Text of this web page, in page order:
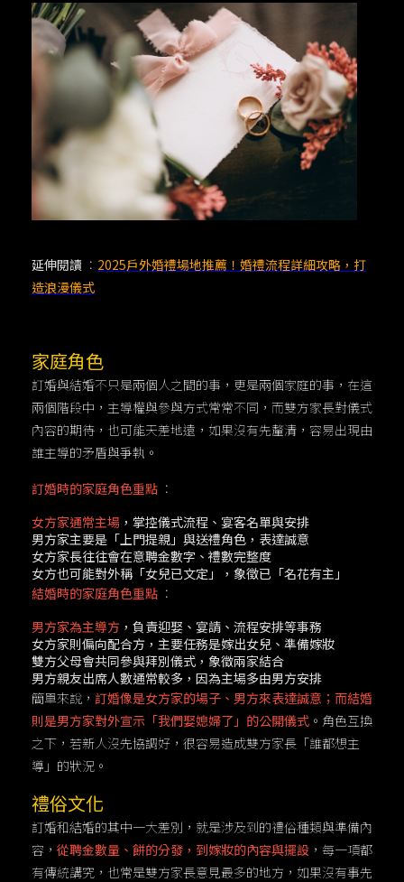
延伸閱讀 ： 2025戶外婚禮場地推薦！婚禮流程詳細攻略，打
造浪漫儀式
家庭角色
訂婚與結婚不只是兩個人之間的事，更是兩個家庭的事，在這
兩個階段中，主導權與參與方式常常不同，而雙方家長對儀式
內容的期待，也可能天差地遠，如果沒有先釐清，容易出現由
誰主導的矛盾與爭執。
訂婚時的家庭角色重點 ：
女方家通常主場 ，掌控儀式流程、宴客名單與安排
男方家主要是「上門提親」與送禮角色，表達誠意
女方家長往往會在意聘金數字、禮數完整度
女方也可能對外稱「女兒已文定」，象徵已「名花有主」
結婚時的家庭角色重點 ：
男方家為主導方 ，負責迎娶、宴請、流程安排等事務
女方家則偏向配合方，主要任務是嫁出女兒、準備嫁妝
雙方父母會共同參與拜別儀式，象徵兩家結合
男方親友出席人數通常較多，因為主場多由男方安排
簡單來說， 訂婚像是女方家的場子、男方來表達誠意；而結婚
則是男方家對外宣示「我們娶媳婦了」的公開儀式 。角色互換
之下，若新人沒先協調好，很容易造成雙方家長「誰都想主
導」的狀況。
禮俗文化
訂婚和結婚的其中一大差別，就是涉及到的禮俗種類與準備內
容， 從聘金數量、餅的分發，到嫁妝的內容與擺設 ，每一項都
有傳統講究，也常是雙方家長意見最多的地方，如果沒有事先